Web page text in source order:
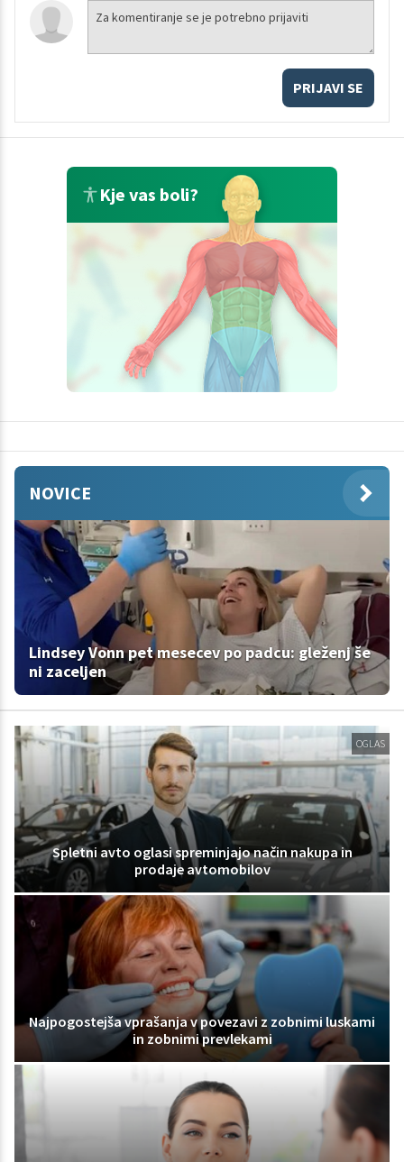
PRIJAVI SE
Kje vas boli?
NOVICE
Lindsey Vonn pet mesecev po padcu: gleženj še
ni zaceljen
OGLAS
Spletni avto oglasi spreminjajo način nakupa in
prodaje avtomobilov
Najpogostejša vprašanja v povezavi z zobnimi luskami
in zobnimi prevlekami